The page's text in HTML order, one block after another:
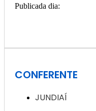
Publicada dia:
CONFERENTE
JUNDIAÍ